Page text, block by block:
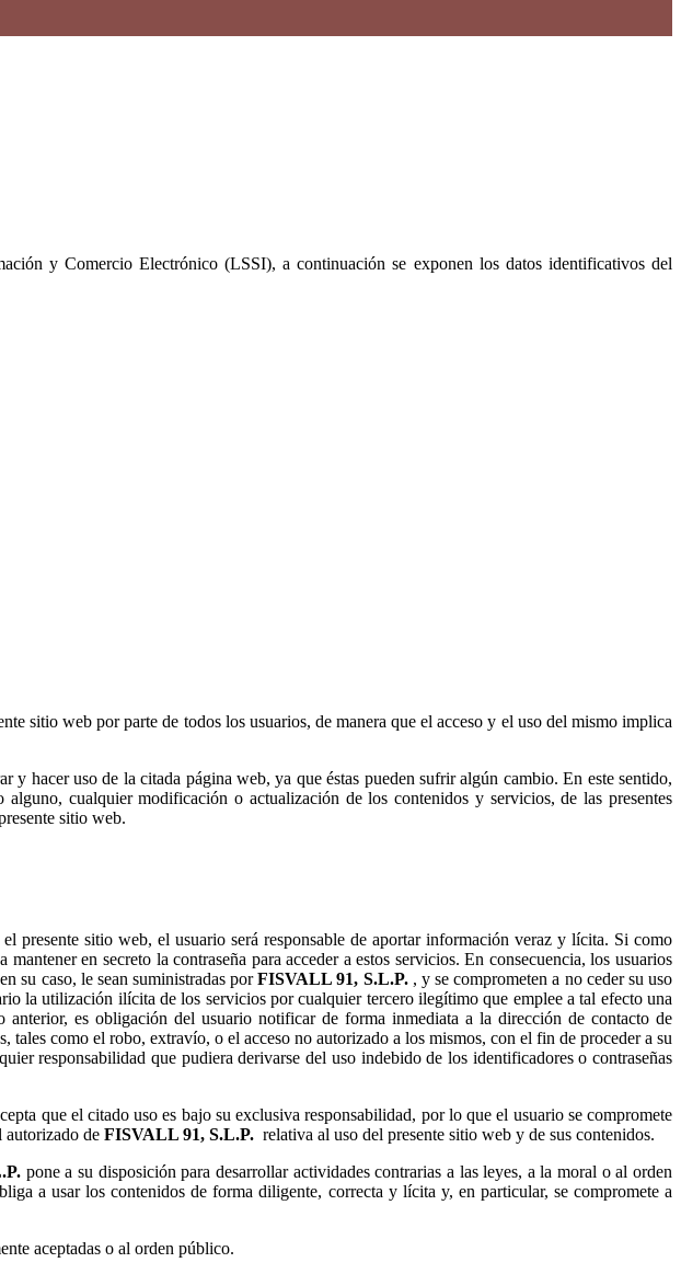
y Comercio Electrónico (LSSI), a continuación se exponen los datos identificativos del
sitio web por parte de todos los usuarios, de manera que el acceso y el uso del mismo implica
y hacer uso de la citada página web, ya que éstas pueden sufrir algún cambio. En este sentido,
cualquier modificación o actualización de los contenidos y servicios, de las presentes
sitio web.
presente sitio web, el usuario será responsable de aportar información veraz y lícita. Si como
en secreto la contraseña para acceder a estos servicios. En consecuencia, los usuarios
su caso, le sean suministradas por
, y se comprometen a no ceder su uso
la utilización ilícita de los servicios por cualquier tercero ilegítimo que emplee a tal efecto una
es obligación del usuario notificar de forma inmediata a la dirección de contacto de
como el robo, extravío, o el acceso no autorizado a los mismos, con el fin de proceder a su
responsabilidad que pudiera derivarse del uso indebido de los identificadores o contraseñas
que el citado uso es bajo su exclusiva responsabilidad, por lo que el usuario se compromete
autorizado de
relativa al uso del presente sitio web y de sus contenidos.
pone a su disposición para desarrollar actividades contrarias a las leyes, a la moral o al orden
a usar los contenidos de forma diligente, correcta y lícita y, en particular, se compromete a
aceptadas o al orden público.